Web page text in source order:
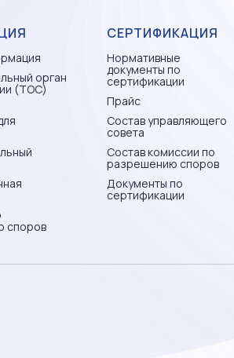
орган
(ТОС)
споров
СЕРТИФИКАЦИЯ
Нормативные
документы по
сертификации
Прайс
Состав управляющего
совета
Состав комиссии по
разрешению споров
Документы по
сертификации